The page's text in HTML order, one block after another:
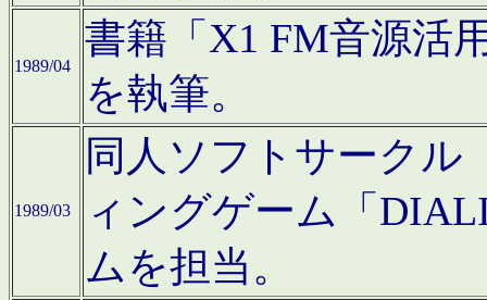
1989/04
書籍「X1 FM音源活
を執筆。
1989/03
同人ソフトサークル
ィングゲーム「
ムを担当。